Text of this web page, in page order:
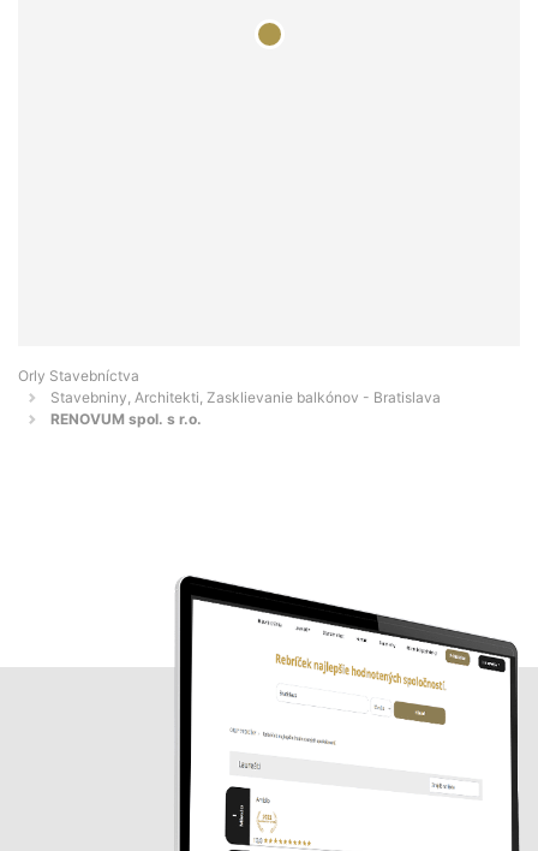
Orly Stavebníctva
Stavebniny, Architekti, Zasklievanie balkónov - Bratislava
RENOVUM spol. s r.o.